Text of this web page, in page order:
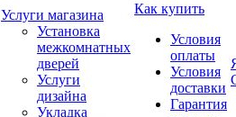
Услуги магазина
Установка
межкомнатных
дверей
Услуги
дизайна
Укладка
Как купить
Условия
оплаты
Условия
доставки
Гарантия